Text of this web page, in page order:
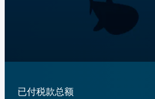
已付税款总额